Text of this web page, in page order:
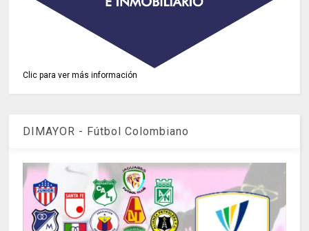
Clic para ver más información
DIMAYOR - Fútbol Colombiano